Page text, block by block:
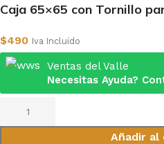
Caja 65×65 con Tornillo
$490 Iva Incluido
Ventas del Valle
Necesitas Ayuda?
Añadir al